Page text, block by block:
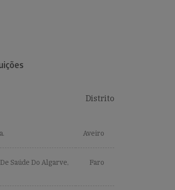
Distrito
Aveiro
Saúde Do Algarve,
Faro